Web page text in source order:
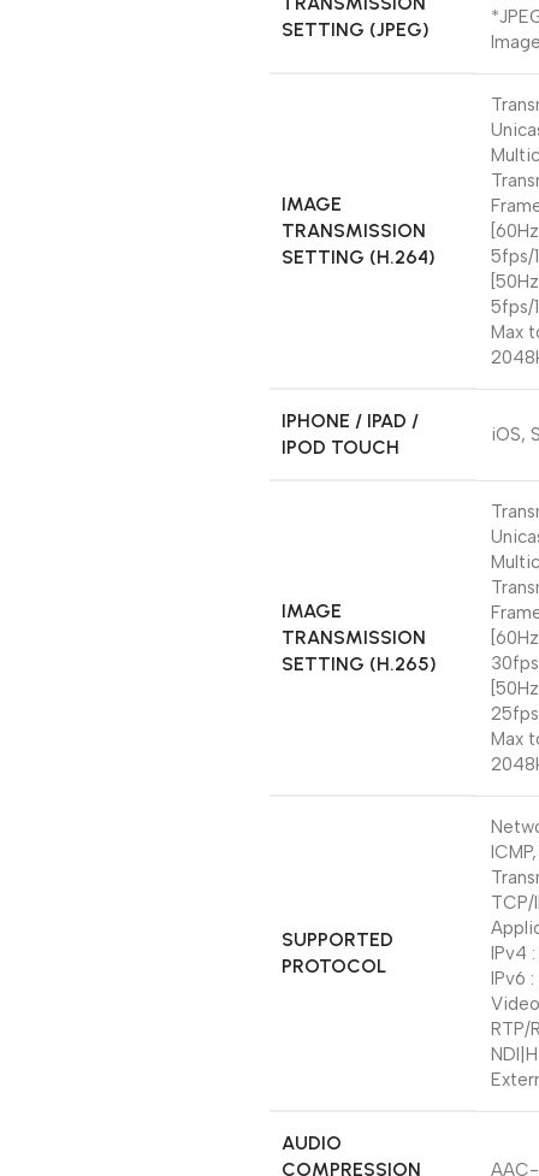
SETTING (JPEG)
IMAGE
TRANSMISSION
SETTING (H.264)
5fps/
5fps/
Max
IPHONE / IPAD /
IPOD TOUCH
iOS,
IMAGE
TRANSMISSION
SETTING (H.265)
Max
SUPPORTED
PROTOCOL
TCP/
IPv4
IPv6
RTP/
AUDIO
COMPRESSION